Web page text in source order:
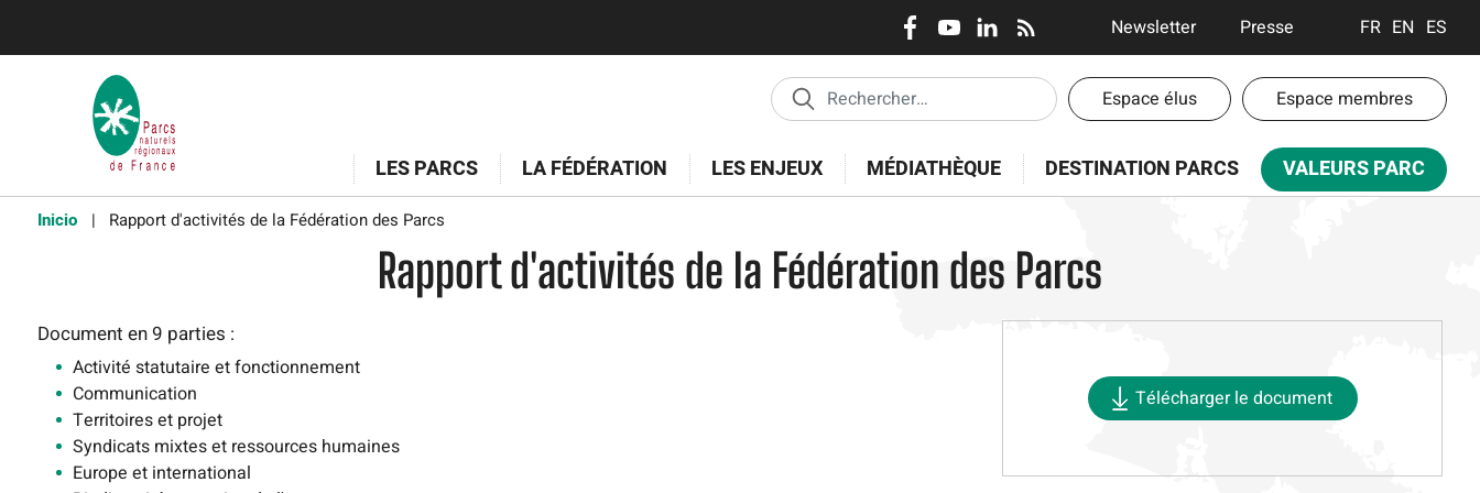
principal
Réseaux
sociaux
En-
tête
Communication
Newsletter Presse FRANÇAIS
ENGLISH
En-
tête
-
Espaces
Espace élus Espace membres
LES PARCS LA FÉDÉRATION LES ENJEUX MÉDIATHÈQUE DESTINATION PARCS VALEURS PARC
Inicio Rapport d'activités de la Fédération des Parcs
Rapport d'activités de la Fédération des Parcs
Document en 9 parties :
Activité statutaire et fonctionnement
Communication
Territoires et projet
Syndicats mixtes et ressources humaines
Europe et international
Télécharger le document